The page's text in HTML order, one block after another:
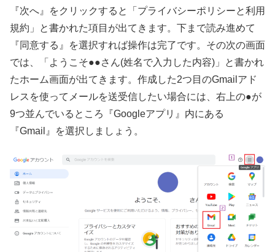
『次へ』をクリックすると「プライバシーポリシーと利用
規約」と書かれた項目が出てきます。下まで読み進めて
『同意する』を選択すれば操作は完了です。その次の画面
では、「ようこそ●●さん(姓名で入力した内容)」と書かれ
たホーム画面が出てきます。作成した2つ目のGmailアド
レスを使ってメールを送受信したい場合には、右上の●が
9つ並んでいるところ『Googleアプリ』内にある
『Gmail』を選択しましょう。